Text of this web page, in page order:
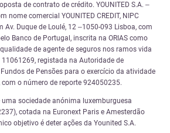
de contrato de crédito. YOUNITED S.A. –
nome comercial YOUNITED CREDIT, NIPC
Av. Duque de Loulé, 12 –1050-093 Lisboa, com
Banco de Portugal, inscrita na ORIAS como
de agente de seguros nos ramos vida
registada na Autoridade de
de Pensões para o exercício da atividade
o número de reporte 924050235.
uma sociedade anónima luxemburguesa
cotada na Euronext Paris e Amesterdão
objetivo é deter ações da Younited S.A.